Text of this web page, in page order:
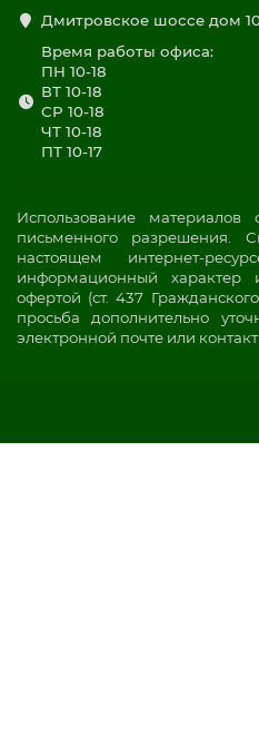
Дмитровское шоссе дом
Время работы офиса:
ПН 10-18
ВТ 10-18
СР 10-18
ЧТ 10-18
ПТ 10-17
Использование
письменного разрешения.
настоящем интернет-
информационный
офертой (ст. 437
просьба дополнительно
электронной почте или